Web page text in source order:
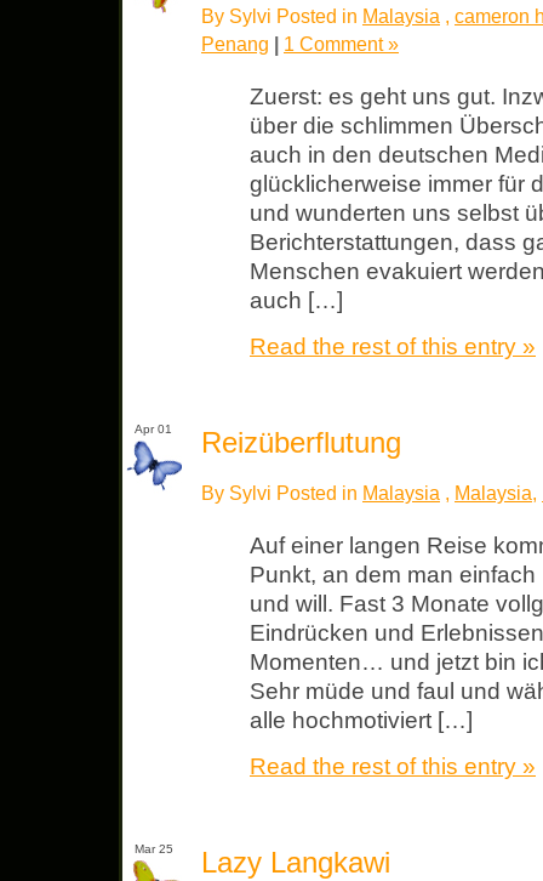
By Sylvi Posted in Malaysia
cameron
Penang | 1 Comment »
Zuerst: es geht uns gut.
über die schlimmen
auch in den deutschen
glücklicherweise immer für
und wunderten uns selbst
Berichterstattungen, dass
Menschen evakuiert
auch […]
Read the rest of this entry »
Apr 01 Reizüberflutung
By Sylvi Posted in Malaysia , Malaysia,
Auf einer langen Reise
Punkt, an dem man
und will. Fast 3 Monate
Eindrücken und
Momenten… und jetzt bin
Sehr müde und faul und
alle hochmotiviert […]
Read the rest of this entry »
Mar 25 Lazy Langkawi